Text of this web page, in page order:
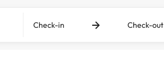
Check-in Check-out